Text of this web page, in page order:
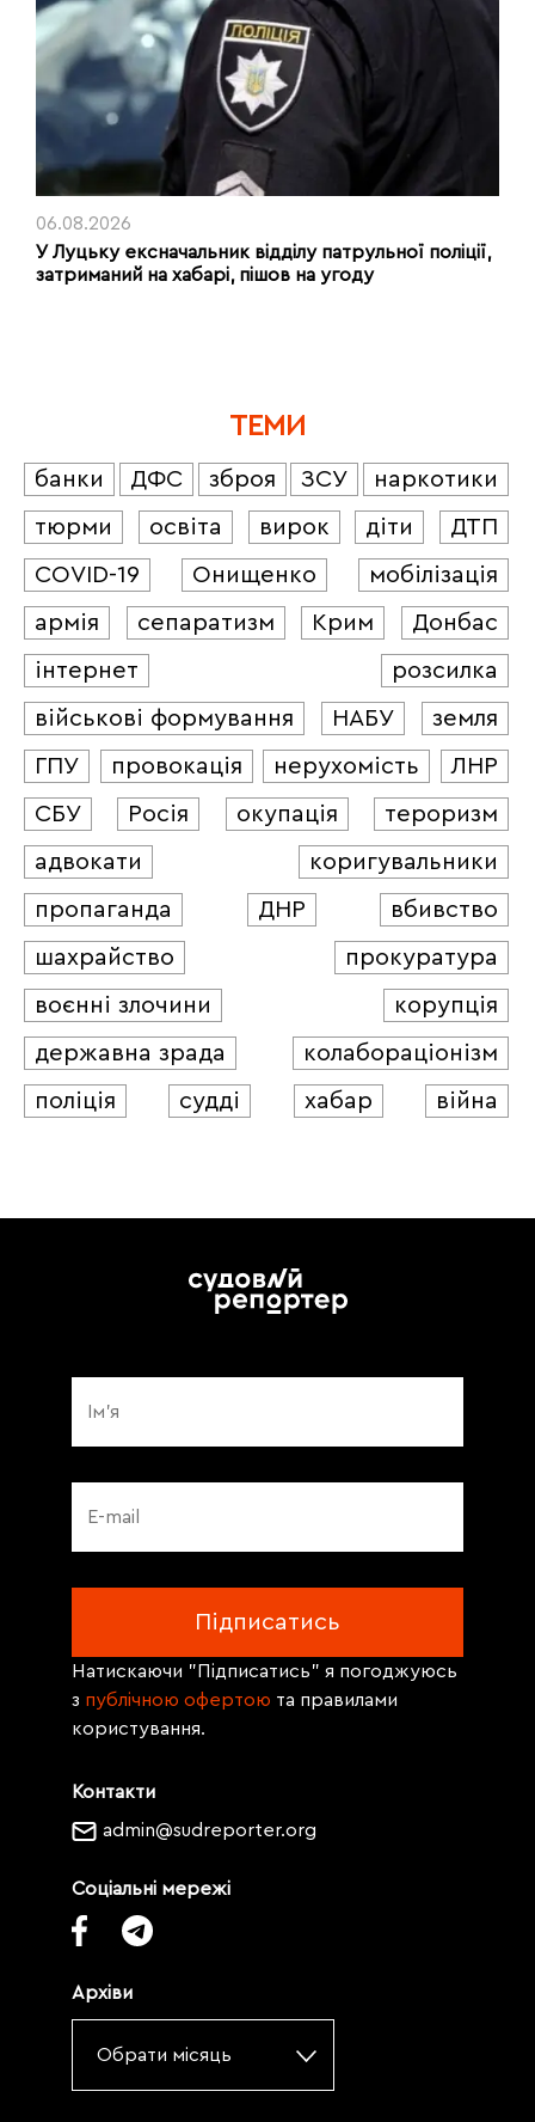
06.08.2026
У Луцьку ексначальник відділу патрульної поліції,
затриманий на хабарі, пішов на угоду
ТЕМИ
банки ДФС зброя ЗСУ
наркотики
тюрми
освіта вирок діти
ДТП
COVID-19
Онищенко
мобілізація
армія
сепаратизм Крим
Донбас
інтернет
розсилка
військові формування
НАБУ
земля
ГПУ
провокація нерухомість
ЛНР
СБУ
Росія окупація
тероризм
адвокати
коригувальники
пропаганда
ДНР
вбивство
шахрайство
прокуратура
воєнні злочини
корупція
державна зрада
колабораціонізм
поліція
судді хабар війна
Контакти
admin@sudreporter.org
Соціальні мережі
Архіви
Обрати місяць
Натискаючи "Підписатись" я погоджуюсь
з публічною офертою та правилами
користування.